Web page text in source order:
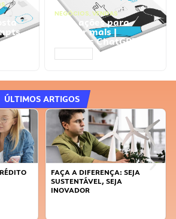
NEGÓCIOS, VENDAS
Faça ações para
vender mais |
Prompts ChatGPT
ÚLTIMOS ARTIGOS
FAÇA A DIFERENÇA: SEJA
SUSTENTÁVEL, SEJA
INOVADOR